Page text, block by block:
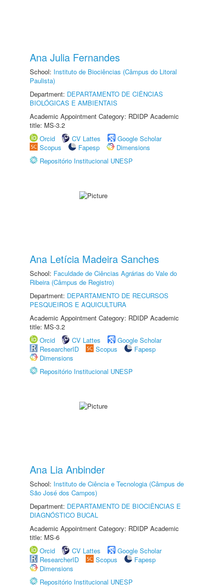
Ana Julia Fernandes
School: Instituto de Biociências (Câmpus do Litoral
Paulista)
Department: DEPARTAMENTO DE CIÊNCIAS
BIOLÓGICAS E AMBIENTAIS
Academic Appointment Category: RDIDP Academic
title: MS-3.2
Orcid
CV Lattes
Google Scholar
Scopus
Fapesp
Dimensions
Repositório Institucional UNESP
Ana Letícia Madeira Sanches
School: Faculdade de Ciências Agrárias do Vale do
Ribeira (Câmpus de Registro)
Department: DEPARTAMENTO DE RECURSOS
PESQUEIROS E AQUICULTURA
Academic Appointment Category: RDIDP Academic
title: MS-3.2
Orcid
CV Lattes
Google Scholar
ResearcherID
Scopus
Fapesp
Dimensions
Repositório Institucional UNESP
Ana Lia Anbinder
School: Instituto de Ciência e Tecnologia (Câmpus de
São José dos Campos)
Department: DEPARTAMENTO DE BIOCIÊNCIAS E
DIAGNÓSTICO BUCAL
Academic Appointment Category: RDIDP Academic
title: MS-6
Orcid
CV Lattes
Google Scholar
ResearcherID
Scopus
Fapesp
Dimensions
Repositório Institucional UNESP